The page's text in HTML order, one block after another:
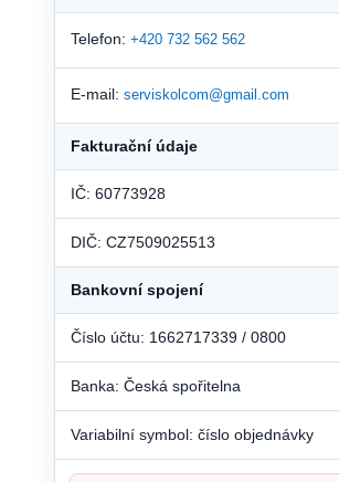
Telefon: +420 732 562 562
E-mail: serviskolcom@gmail.com
Fakturační údaje
IČ: 60773928
DIČ: CZ7509025513
Bankovní spojení
Číslo účtu: 1662717339 / 0800
Banka: Česká spořitelna
Variabilní symbol: číslo objednávky